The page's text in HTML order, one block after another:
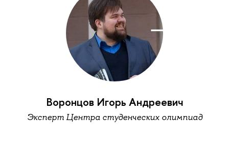
Воронцов Игорь Андреевич
Эксперт Центра студенческих олимпиад